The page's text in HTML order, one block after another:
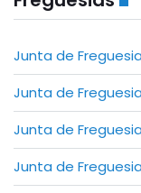
Junta de
Junta de
Junta de
Junta de